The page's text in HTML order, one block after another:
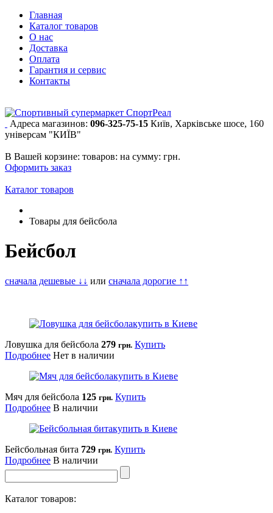
Главная
Каталог товаров
О нас
Доставка
Оплата
Гарантия и сервис
Контакты
Адреса магазинов: 096-325-75-15 Київ, Харківське шосе, 160
універсам "КИЇВ"
В Вашей корзине: товаров: на сумму: грн.
Оформить заказ
Каталог товаров
Товары для бейсбола
Бейсбол
сначала дешевые ↓↓ или сначала дорогие ↑↑
Ловушка для бейсбола 279 грн. Купить
Подробнее Нет в наличии
Мяч для бейсбола 125 грн. Купить
Подробнее В наличии
Бейсбольная бита 729 грн. Купить
Подробнее В наличии
Каталог товаров: